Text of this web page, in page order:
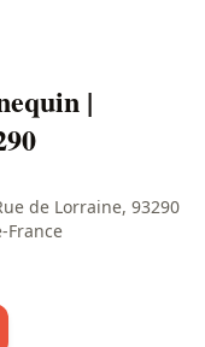
|
de Lorraine, 93290
France